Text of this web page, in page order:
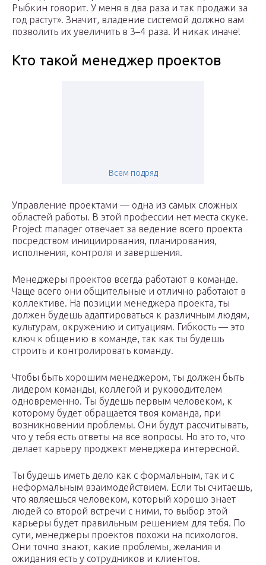
Рыбкин говорит. У меня в два раза и так продажи за
год растут». Значит, владение системой должно вам
позволить их увеличить в 3–4 раза. И никак иначе!
Кто такой менеджер проектов
Всем подряд
Управление проектами — одна из самых сложных
областей работы. В этой профессии нет места скуке.
Project manager отвечает за ведение всего проекта
посредством инициирования, планирования,
исполнения, контроля и завершения.
Менеджеры проектов всегда работают в команде.
Чаще всего они общительные и отлично работают в
коллективе. На позиции менеджера проекта, ты
должен будешь адаптироваться к различным людям,
культурам, окружению и ситуациям. Гибкость — это
ключ к общению в команде, так как ты будешь
строить и контролировать команду.
Чтобы быть хорошим менеджером, ты должен быть
лидером команды, коллегой и руководителем
одновременно. Ты будешь первым человеком, к
которому будет обращается твоя команда, при
возникновении проблемы. Они будут рассчитывать,
что у тебя есть ответы на все вопросы. Но это то, что
делает карьеру проджект менеджера интересной.
Ты будешь иметь дело как с формальным, так и с
неформальным взаимодействием. Если ты считаешь,
что являешься человеком, который хорошо знает
людей со второй встречи с ними, то выбор этой
карьеры будет правильным решением для тебя. По
сути, менеджеры проектов похожи на психологов.
Они точно знают, какие проблемы, желания и
ожидания есть у сотрудников и клиентов.